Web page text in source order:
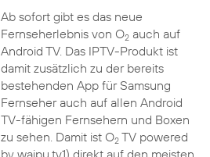
Ab sofort gibt es das neue
Fernseherlebnis von O2auch auf
Android TV. Das IPTV-Produkt ist
damit zusätzlich zu der bereits
bestehenden App für Samsung
Fernseher auch auf allen Android
TV-fähigen Fernsehern und Boxen
zu sehen. Damit ist O2TV powered
by waipu.tv1) direkt auf den meisten